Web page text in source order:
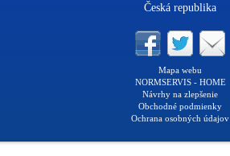
Česká republika
Mapa webu
NORMSERVIS - HOME
Návrhy na zlepšenie
Obchodné podmienky
Ochrana osobných údajov